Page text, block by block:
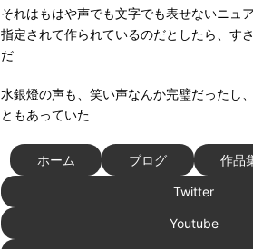
それはもはや声でも文字でも表せないニュ
指定されて作られているのだとしたら、す
だ
水銀燈の声も、笑い声なんか完璧だったし
ともあっていた
ホーム ブログ 作品
Twitter
Youtube